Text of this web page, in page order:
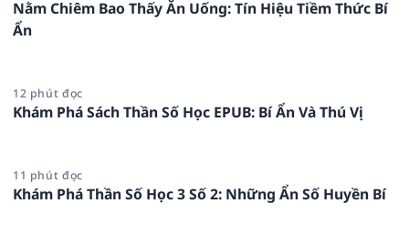
Nằm Chiêm Bao Thấy Ăn Uống: Tín Hiệu Tiềm Thức Bí
Ẩn
12 phút đọc
Khám Phá Sách Thần Số Học EPUB: Bí Ẩn Và Thú Vị
11 phút đọc
Khám Phá Thần Số Học 3 Số 2: Những Ẩn Số Huyền Bí